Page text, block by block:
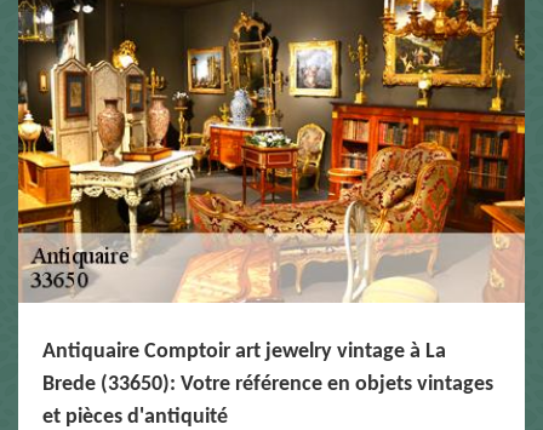
Antiquaire Comptoir art jewelry vintage à La
Brede (33650): Votre référence en objets vintages
et pièces d'antiquité